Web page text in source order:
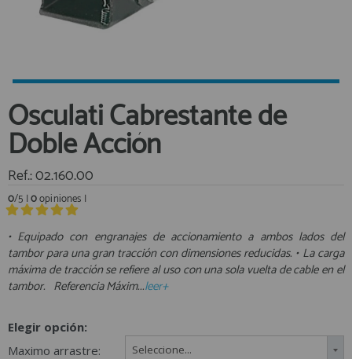
Equipo Personal
Kayaks
Libros
Mantenimiento y Limpieza
Motonautica
Motores
Navegacion
Neveras y Termos
Seguridad
Vela y Maniobra
Tiempo Libre
Submarinismo
Al crear una cuenta en francobordo.com podrás realizar tus
registro cliente
Área profesionales
Regístrate y aprovecha los descuentos y ventajas de ser
Profesional de la Náutica
Únete ya a los mas de de 500 Profesionales de la Náutica
Osculati Cabrestante de
Doble Acción
Ref.: 02.160.00
0/5 |0opiniones |
• Equipado con engranajes de accionamiento a ambos lados del
tambor para una gran tracción con dimensiones reducidas. • La carga
máxima de tracción se refiere al uso con una sola vuelta de cable en el
tambor. Referencia Máxim...leer+
Elegir opción:
Maximo arrastre:
Seleccione...